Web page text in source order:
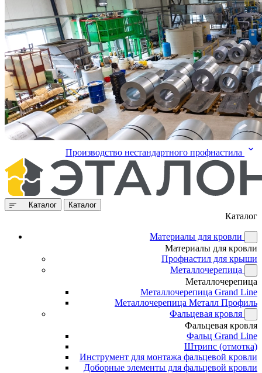
Производство нестандартного профнастила
Каталог Каталог
Каталог
Материалы для кровли
Материалы для кровли
Профнастил для крыши
Металлочерепица
Металлочерепица
Металлочерепица Grand Line
Металлочерепица Металл Профиль
Фальцевая кровля
Фальцевая кровля
Фальц Grand Line
Штрипс (отмотка)
Инструмент для монтажа фальцевой кровли
Доборные элементы для фальцевой кровли